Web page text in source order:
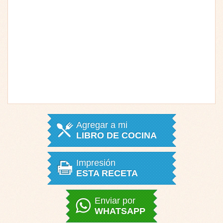
Agregar a mi
LIBRO DE COCINA
Impresión
ESTA RECETA
Enviar por
WHATSAPP